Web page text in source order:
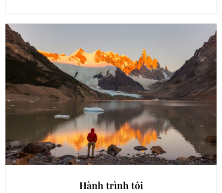
Hành trình tôi